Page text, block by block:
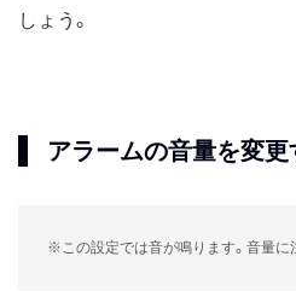
しょう。
アラームの音量を変更
※この設定では音が鳴ります。音量に